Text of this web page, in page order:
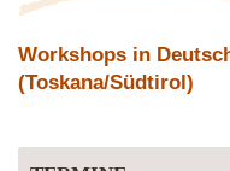
Workshops in
(Toskana/Südtirol)